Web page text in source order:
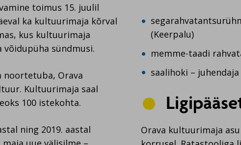
toimus 15. juulil
ka kultuurimaja kõrval
kus kultuurimaja
võidupüha sündmusi.
noortetuba, Orava
Kultuurimaja saal
100 istekohta.
ning 2019. aastal
(Keerpalu)
memme-taadi
saalihoki –
Orava kultuurimaja